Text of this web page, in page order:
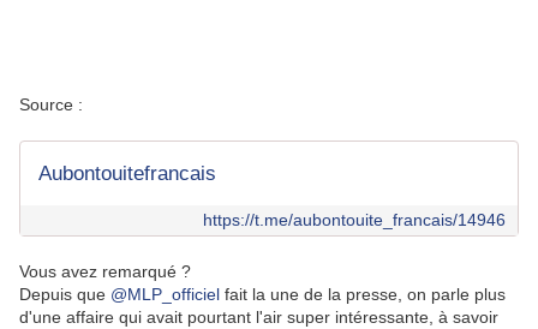
Source :
Aubontouitefrancais
https://t.me/aubontouite_francais/14946
Vous avez remarqué ?
Depuis que @MLP_officiel fait la une de la presse, on parle plus
d'une affaire qui avait pourtant l'air super intéressante, à savoir